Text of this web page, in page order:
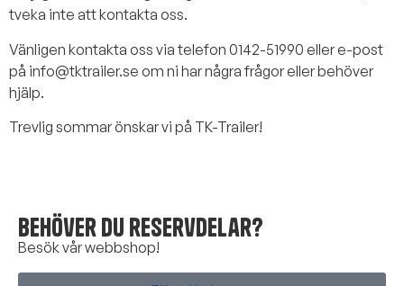
tveka inte att kontakta oss.
Vänligen kontakta oss via telefon 0142-51990 eller e-post
på info@tktrailer.se om ni har några frågor eller behöver
hjälp.
Trevlig sommar önskar vi på TK-Trailer!
Behöver du reservdelar?
Besök vår webbshop!